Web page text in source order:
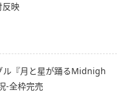
反映
ル『月と星が踊るMidnigh
-全枠完売